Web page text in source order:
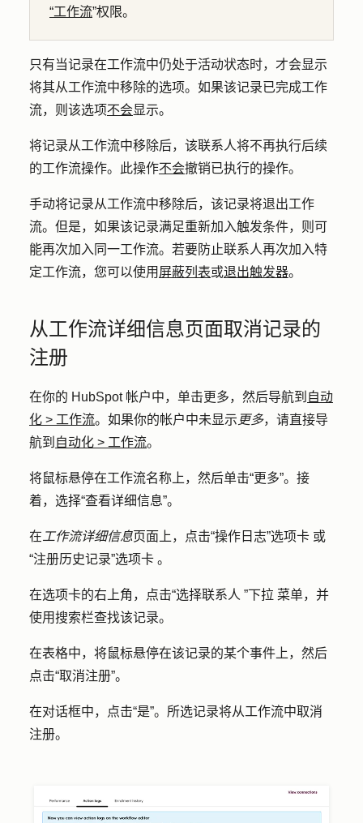
“工作流”权限。
只有当记录在工作流中仍处于活动状态时，才会显示
将其从工作流中移除的选项。如果该记录已完成工作
流，则该选项不会显示。
将记录从工作流中移除后，该联系人将不再执行后续
的工作流操作。此操作不会撤销已执行的操作。
手动将记录从工作流中移除后，该记录将退出工作
流。但是，如果该记录满足重新加入触发条件，则可
能再次加入同一工作流。若要防止联系人再次加入特
定工作流，您可以使用 屏蔽列表或退出触发器。
从工作流详细信息页面取消记录的
注册
在你的 HubSpot 帐户中，单击更多，然后导航到 自动
化 > 工作流。如果你的帐户中未显示 更多，请直接导
航到 自动化 > 工作流。
将鼠标悬停在工作流名称上，然后单击“更多”。接
着，选择“查看详细信息”。
在工作流详细信息页面上，点击“操作日志”选项卡 或
“注册历史记录”选项卡 。
在选项卡的右上角，点击“选择联系人 ”下拉 菜单，并
使用搜索栏查找该记录。
在表格中，将鼠标悬停在该记录的某个事件 上，然后
点击“取消注册”。
在对话框中，点击“是”。所选记录将从工作流中取消
注册。